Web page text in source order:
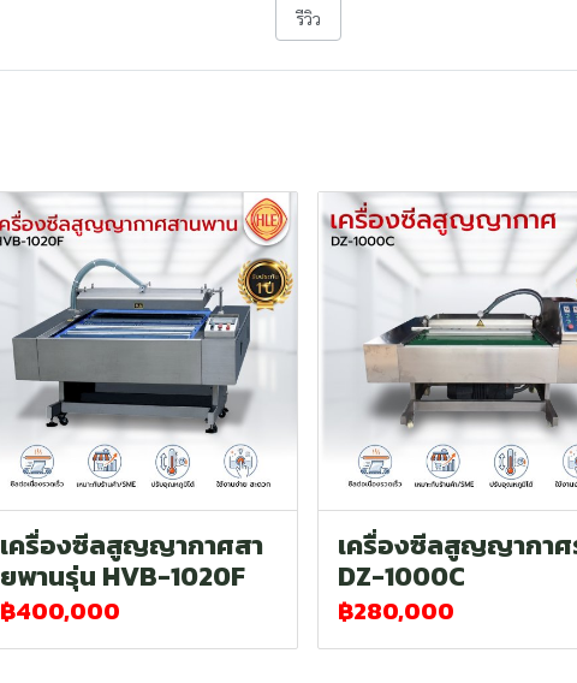
รีวิว
เครื่องซีลสูญญากาศสา
ยพานรุ่น HVB-1020F
฿400,000
เครื่องซีลสูญญากาศ
DZ-1000C
฿280,000